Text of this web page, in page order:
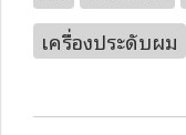
เครื่องประดับผม